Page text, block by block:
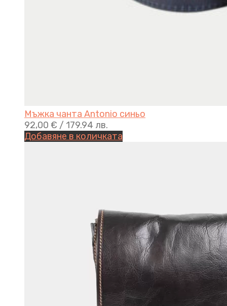
Мъжка чанта Antonio синьо
92,00 € / 179.94 лв.
Добавяне в количката